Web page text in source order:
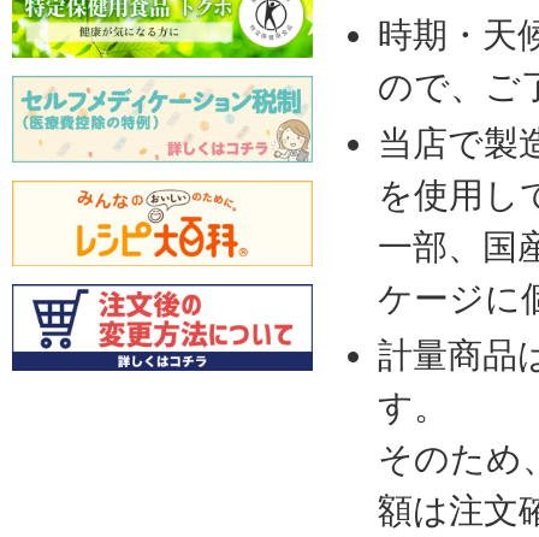
時期・天
ので、ご
当店で製
を使用し
一部、国
ケージに
計量商品
す。
そのため
額は注文